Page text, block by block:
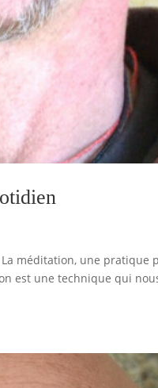
méditation, une pratique
est une technique qui